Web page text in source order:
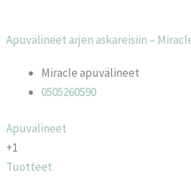
Apuvälineet arjen askareisiin –
Miracle apuvälineet
0505260590
Apuvälineet
+1
Tuotteet